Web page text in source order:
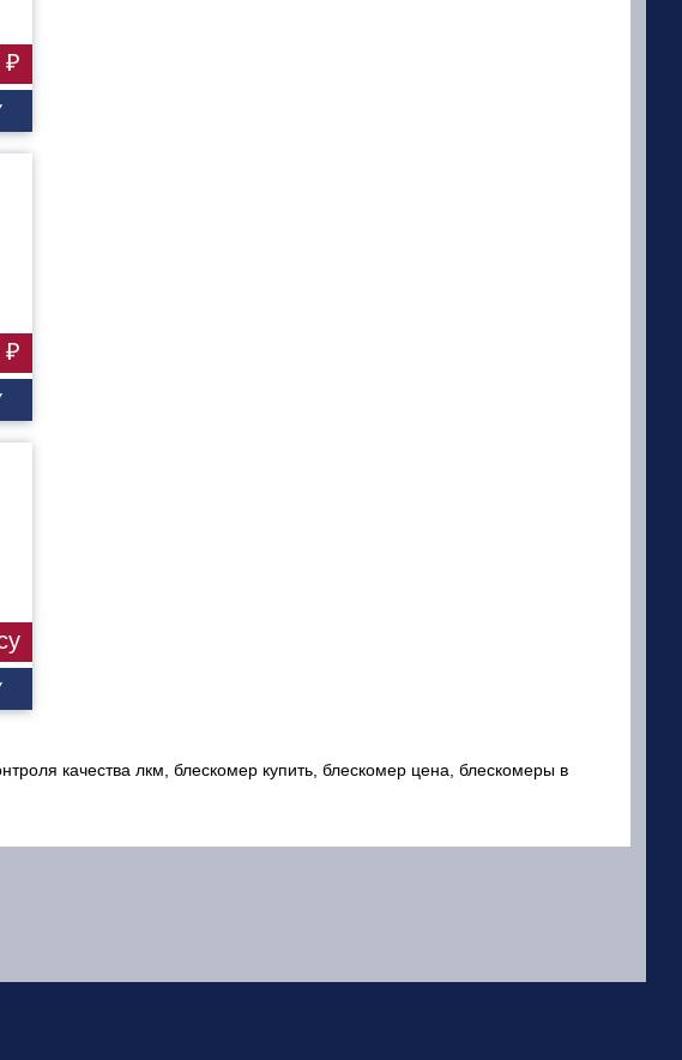
₽
₽
качества лкм, блескомер купить, блескомер цена, блескомеры в